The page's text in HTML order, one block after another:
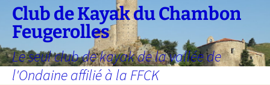
Aller
contenu
Club de Kayak du Chambon
Feugerolles
Le seul club de kayak de la vallée de
l'Ondaine affilié à la FFCK